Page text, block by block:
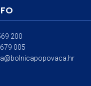
200
005